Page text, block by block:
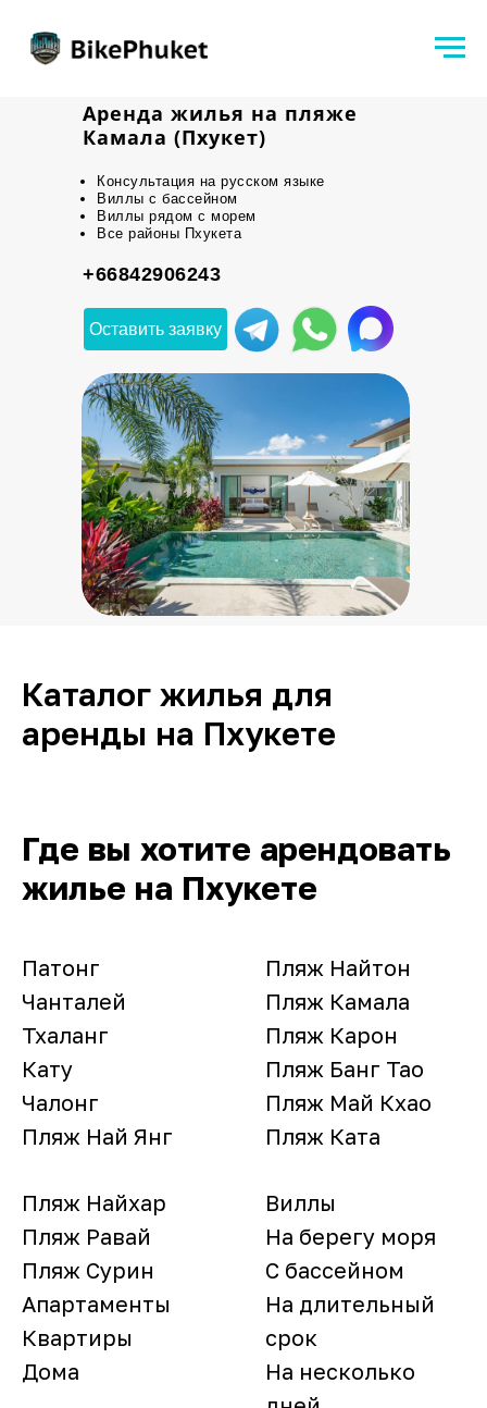
Аренда жилья на пляже
Камала (Пхукет)
Консультация на русском языке
Виллы с бассейном
Виллы рядом с морем
Все районы Пхукета
Оставить заявку
+66842906243
Каталог жилья для
аренды на Пхукете
Где вы хотите арендовать
жилье на Пхукете
Патонг
Чанталей
Тхаланг
Кату
Чалонг
Пляж Най Янг
Пляж Найтон
Пляж Камала
Пляж Карон
Пляж Банг Тао
Пляж Май Кхао
Пляж Ката
Пляж Найхар
Пляж Равай
Пляж Сурин
Апартаменты
Квартиры
Дома
Виллы
На берегу моря
С бассейном
На длительный
срок
На несколько